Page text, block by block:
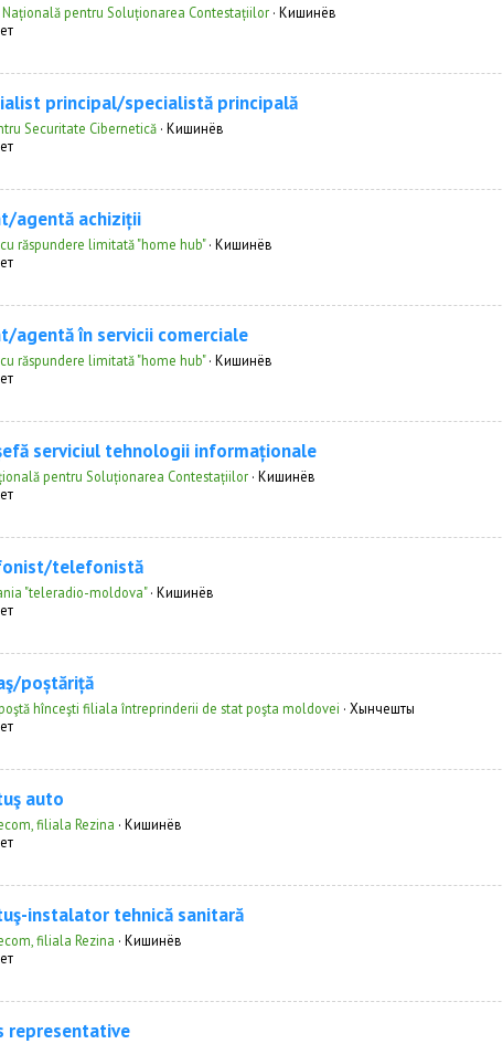
pentru Soluționarea Contestațiilor · Кишинёв
principal/specialistă principală
Securitate Cibernetică · Кишинёв
agentă achiziții
răspundere limitată "home hub"· Кишинёв
agentă în servicii comerciale
răspundere limitată "home hub"· Кишинёв
serviciul tehnologii informaționale
pentru Soluționarea Contestațiilor · Кишинёв
telefonistă
"teleradio-moldova"· Кишинёв
poștăriță
hînceşti filiala întreprinderii de stat poşta moldovei · Хынчешты
auto
filiala Rezina · Кишинёв
instalator tehnică sanitară
filiala Rezina · Кишинёв
representative